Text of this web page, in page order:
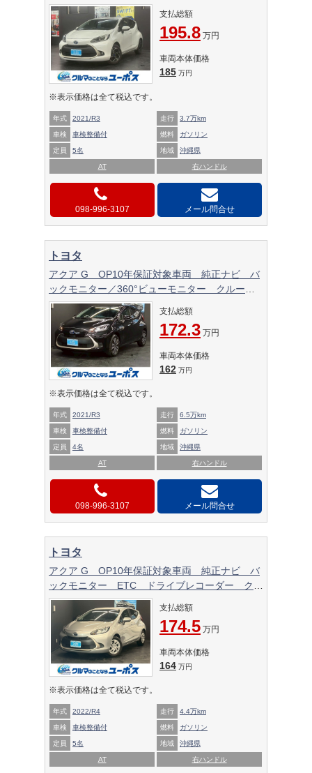
リスタホイール ドライブレコーダー ETC ク
ルーズコントロール ハーフレザーシート オー
トマチックハイビーム BSM
支払総額
195.8 万円
車両本体価格
185 万円
※表示価格は全て税込です。
年式 2021/R3 走行 3.7万km
車検 車検整備付 燃料 ガソリン
定員 5名 地域 沖縄県
AT 右ハンドル
098-996-3107 メール問合せ
トヨタ
アクア G OP10年保証対象車両 純正ナビ バ
ックモニター／360°ビューモニター クルーズ
コントロール コーナーセンサー オートマチッ
クハイビーム ETC ドライブレコーダー
BSM ステアリングスイッチ
支払総額
172.3 万円
車両本体価格
162 万円
※表示価格は全て税込です。
年式 2021/R3 走行 6.5万km
車検 車検整備付 燃料 ガソリン
定員 4名 地域 沖縄県
AT 右ハンドル
098-996-3107 メール問合せ
トヨタ
アクア G OP10年保証対象車両 純正ナビ バ
ックモニター ETC ドライブレコーダー クル
ーズコントロール ステアリングスイッチ オー
トマチックハイビーム クリアランスソナー
AC100V スマートキー
支払総額
174.5 万円
車両本体価格
164 万円
※表示価格は全て税込です。
年式 2022/R4 走行 4.4万km
車検 車検整備付 燃料 ガソリン
定員 5名 地域 沖縄県
AT 右ハンドル